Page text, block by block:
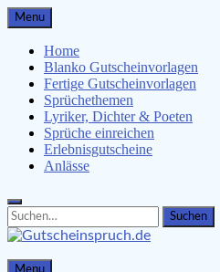
Skip
to
content
Menu
Home
Blanko Gutscheinvorlagen
Fertige Gutscheinvorlagen
Sprüchethemen
Lyriker, Dichter & Poeten
Sprüche einreichen
Erlebnisgutscheine
Anlässe
Search
for:
Search
Gutscheinspruch.de
Menu